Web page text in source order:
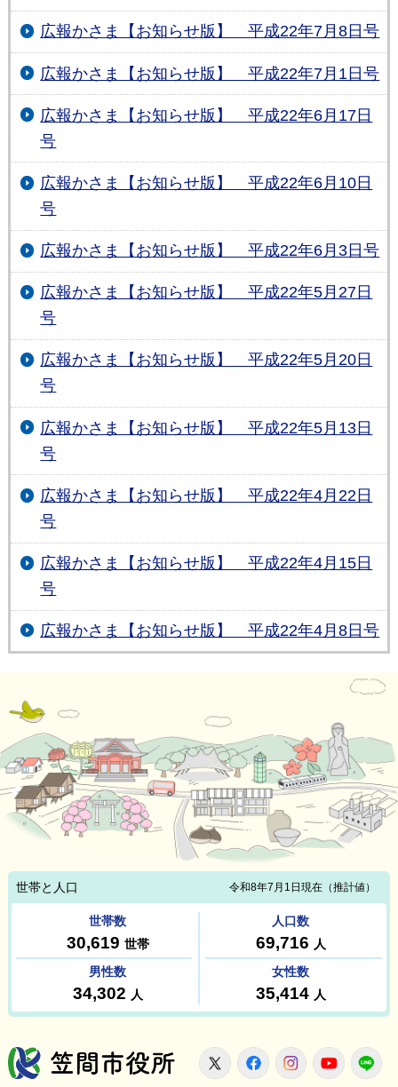
広報かさま【お知らせ版】 平成22年7月8日号
広報かさま【お知らせ版】 平成22年7月1日号
広報かさま【お知らせ版】 平成22年6月17日
号
広報かさま【お知らせ版】 平成22年6月10日
号
広報かさま【お知らせ版】 平成22年6月3日号
広報かさま【お知らせ版】 平成22年5月27日
号
広報かさま【お知らせ版】 平成22年5月20日
号
広報かさま【お知らせ版】 平成22年5月13日
号
広報かさま【お知らせ版】 平成22年4月22日
号
広報かさま【お知らせ版】 平成22年4月15日
号
広報かさま【お知らせ版】 平成22年4月8日号
笠間市役所
X FacebookInstagram